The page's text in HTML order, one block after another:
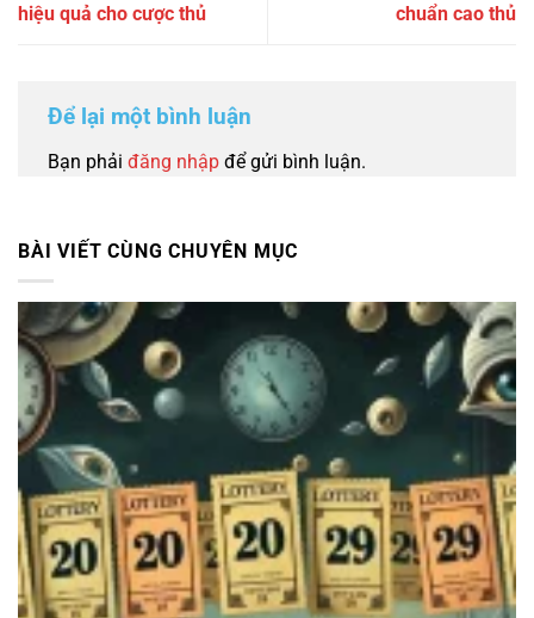
hiệu quả cho cược thủ
chuẩn cao thủ
Để lại một bình luận
Bạn phải đăng nhập để gửi bình luận.
BÀI VIẾT CÙNG CHUYÊN MỤC